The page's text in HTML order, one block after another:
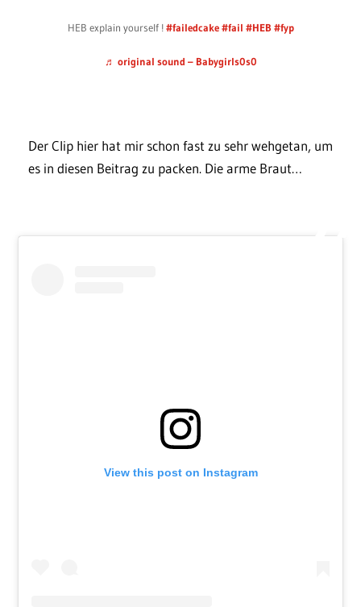
HEB explain yourself !#failedcake #fail #HEB #fyp
♬ original sound – Babygirls0s0
Der Clip hier hat mir schon fast zu sehr wehgetan, um
es in diesen Beitrag zu packen. Die arme Braut…
View this post on Instagram